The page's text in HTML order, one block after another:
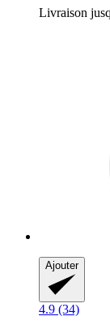
Livraison
Ajouter
4.9 (34)